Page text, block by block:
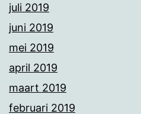
juli 2019
juni 2019
mei 2019
april 2019
maart 2019
februari 2019